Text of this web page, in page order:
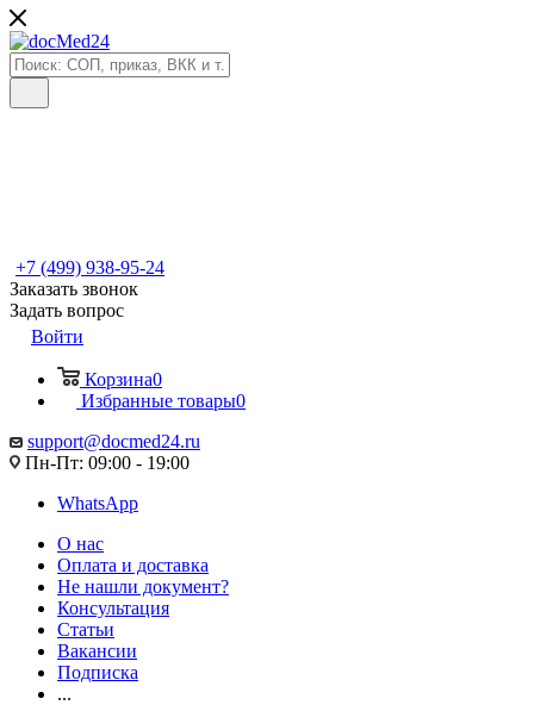
+7 (499) 938-95-24
Заказать звонок
Задать вопрос
Войти
Корзина0
Избранные товары0
support@docmed24.ru
Пн-Пт: 09:00 - 19:00
WhatsApp
О нас
Оплата и доставка
Не нашли документ?
Консультация
Статьи
Вакансии
Подписка
...